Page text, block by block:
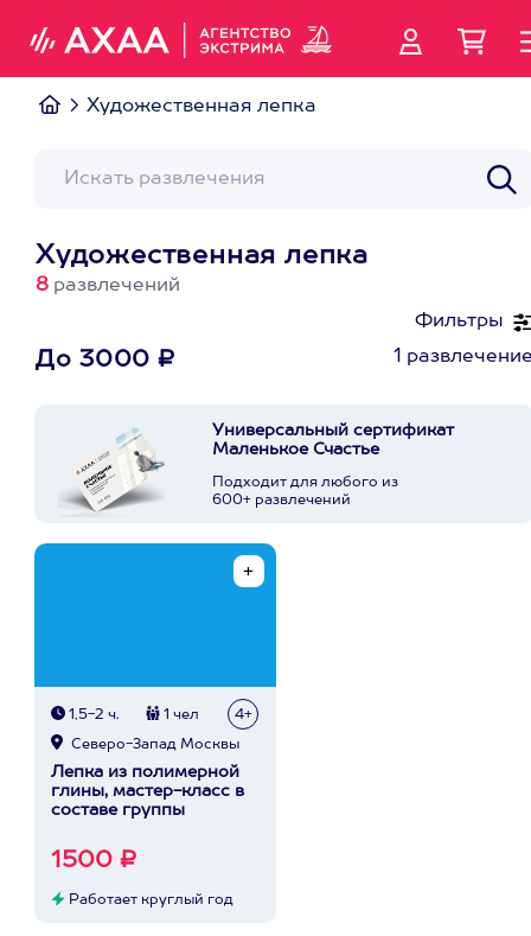
Художественная лепка
Художественная лепка
8 развлечений
Фильтры
До 3000 ₽ 1
Универсальный сертификат
Маленькое Счастье
Подходит для любого из
600+ развлечений
1,5-2 ч. 1 чел 4+
Северо-Запад Москвы
Лепка из полимерной
глины, мастер-класс в
составе группы
1500 ₽
Работает круглый год